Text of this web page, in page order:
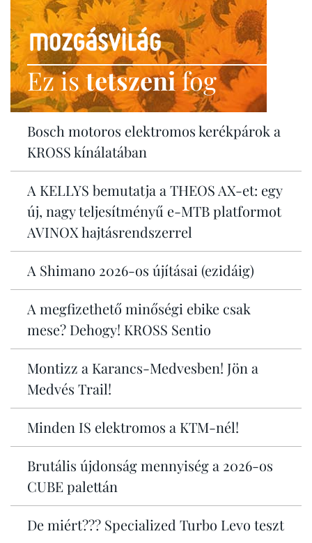
Ez istetszenifog
Bosch motoros elektromos kerékpárok a
KROSS kínálatában
A KELLYS bemutatja a THEOS AX-et: egy
új, nagy teljesítményű e-MTB platformot
AVINOX hajtásrendszerrel
A Shimano 2026-os újításai (ezidáig)
A megfizethető minőségi ebike csak
mese? Dehogy! KROSS Sentio
Montizz a Karancs-Medvesben! Jön a
Medvés Trail!
Minden IS elektromos a KTM-nél!
Brutális újdonság mennyiség a 2026-os
CUBE palettán
De miért??? Specialized Turbo Levo teszt